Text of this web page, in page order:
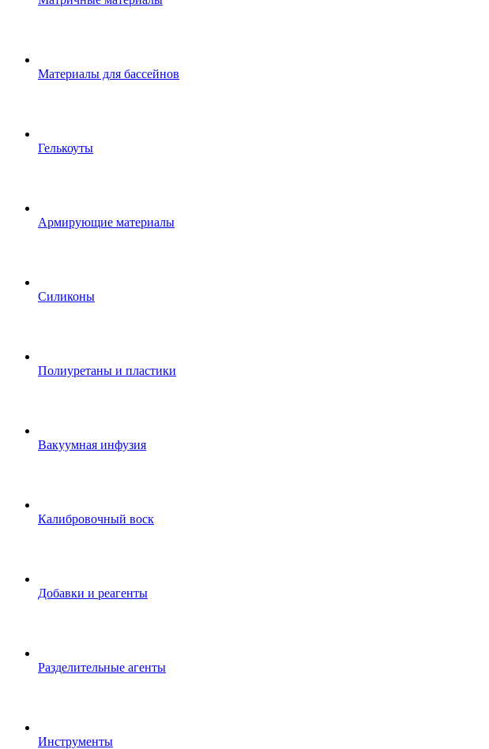
Материалы для бассейнов
Гелькоуты
Армирующие материалы
Силиконы
Полиуретаны и пластики
Вакуумная инфузия
Калибровочный воск
Добавки и реагенты
Разделительные агенты
Инструменты